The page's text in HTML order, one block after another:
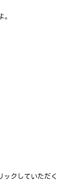
。
ックしていただく